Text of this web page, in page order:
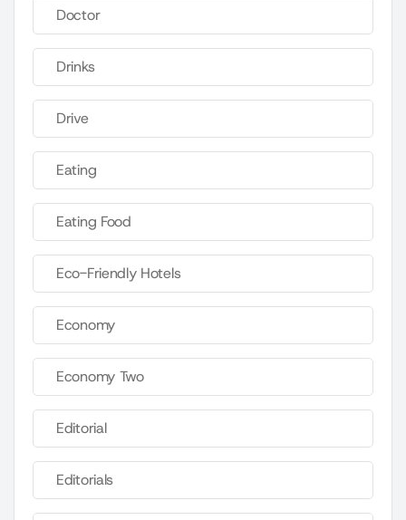
Doctor
Drinks
Drive
Eating
Eating Food
Eco-Friendly Hotels
Economy
Economy Two
Editorial
Editorials